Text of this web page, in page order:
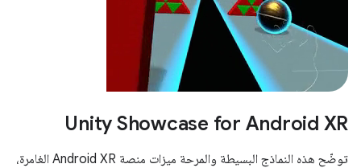
Unity Showcase for Android XR
توضّح هذه النماذج البسيطة والمرحة ميزات منصة Android XR الغامرة،